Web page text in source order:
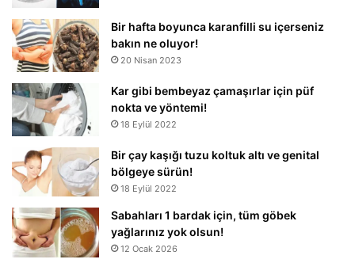
Bir hafta boyunca karanfilli su içerseniz
bakın ne oluyor!
20 Nisan 2023
Kar gibi bembeyaz çamaşırlar için püf
nokta ve yöntemi!
18 Eylül 2022
Bir çay kaşığı tuzu koltuk altı ve genital
bölgeye sürün!
18 Eylül 2022
Sabahları 1 bardak için, tüm göbek
yağlarınız yok olsun!
12 Ocak 2026